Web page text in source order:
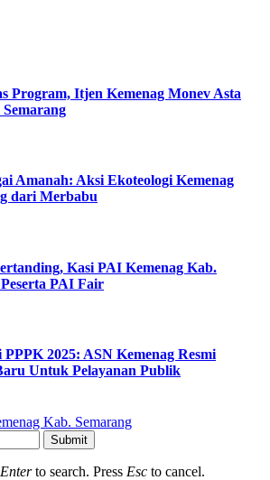
Program, Itjen Kemenag Monev Asta
Amanah: Aksi Ekoteologi Kemenag
dari Merbabu
Kasi PAI Kemenag Kab.
PAI Fair
2025: ASN Kemenag Resmi
Untuk Pelayanan Publik
Kab. Semarang
Submit
Enterto search. Press Esc to cancel.